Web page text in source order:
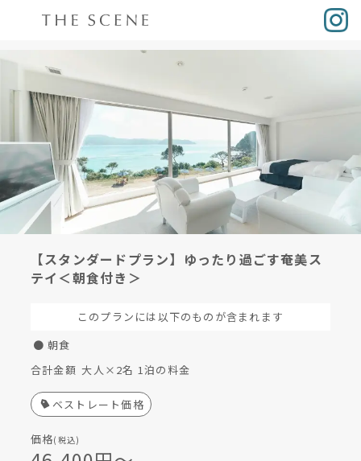
【スタンダードプラン】ゆったり過ごす奄美ス
テイ＜朝食付き＞
このプランには以下のものが含まれます
● 朝食
合計金額 大人×2名 1泊の料金
ベストレート価格
価格(税込)